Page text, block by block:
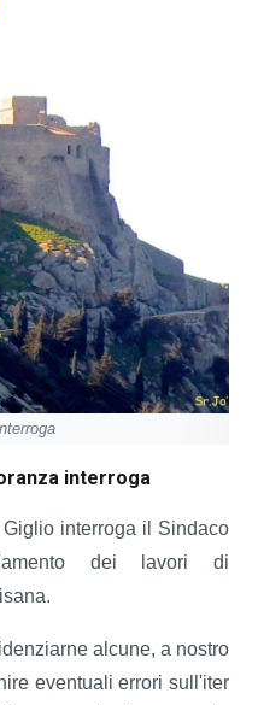
interroga
Giglio interroga il Sindaco
dei lavori di
alcune, a nostro
eventuali errori sull'iter